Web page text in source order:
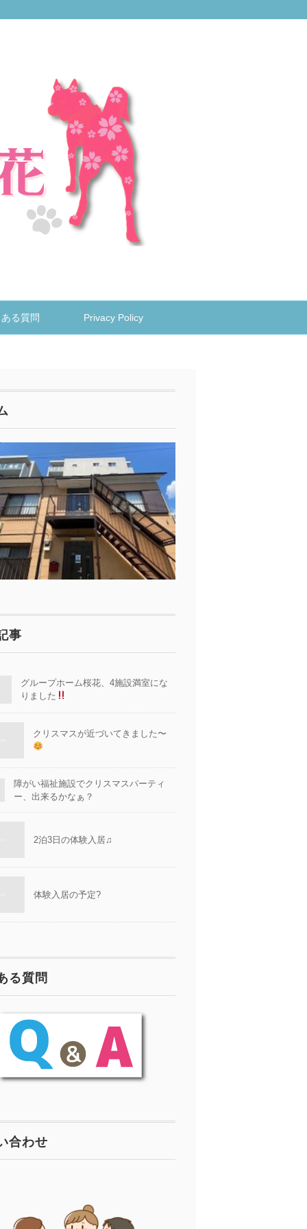
る質問 Privacy Policy
事
グループホーム桜花、4施設満室にな
りました
クリスマスが近づいてきました〜
障がい福祉施設でクリスマスパーティ
ー、出来るかなぁ？
2泊3日の体験入居♫
体験入居の予定?
る質問
合わせ